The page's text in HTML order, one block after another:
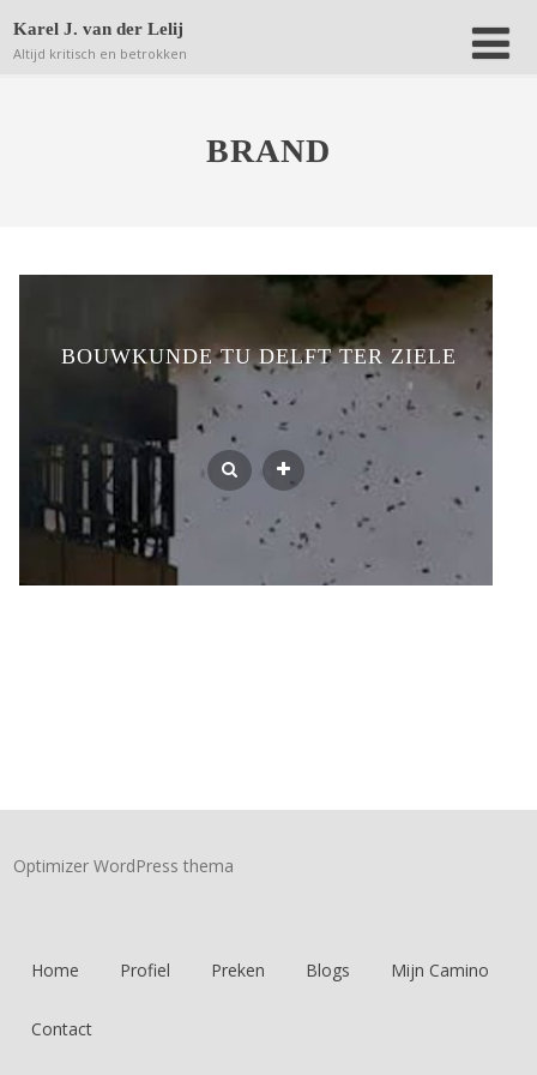
Karel J. van der Lelij
Altijd kritisch en betrokken
BRAND
BOUWKUNDE TU DELFT TER ZIELE
Optimizer WordPress thema
Home Profiel Preken Blogs Mijn Camino
Contact
jouw computer om achteraf anonieme bezoekersaantallen
terug te kunnen vinden.